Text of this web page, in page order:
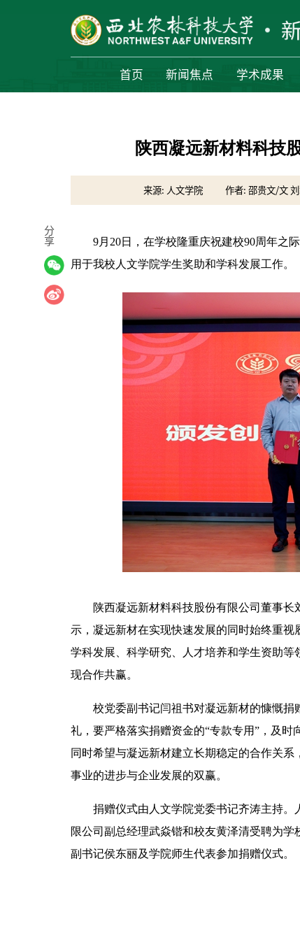
首页 新闻焦点 学术成果
陕西凝远新材料科技
来源: 人文学院 作者: 邵贵文/文
9月20日，在学校隆重庆祝建校90周年之
用于我校人文学院学生奖助和学科发展工作。
陕西凝远新材料科技股份有限公司董事
示，凝远新材在实现快速发展的同时始终重
学科发展、科学研究、人才培养和学生资助
现合作共赢。
校党委副书记闫祖书对凝远新材的慷慨
礼，要严格落实捐赠资金的“专款专用”，及时
同时希望与凝远新材建立长期稳定的合作关
事业的进步与企业发展的双赢。
捐赠仪式由人文学院党委书记齐涛主持
限公司副总经理武焱锴和校友黄泽清受聘为
副书记侯东丽及学院师生代表参加捐赠仪式。
分
享